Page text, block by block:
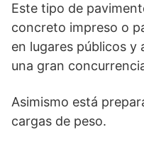
Este tipo de
concreto impreso o
en lugares públicos y
una gran
Asimismo está
cargas de peso.